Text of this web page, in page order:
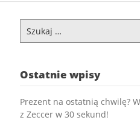
Szukaj:
Ostatnie wpisy
Prezent na ostatnią chwilę?
z Zeccer w 30 sekund!